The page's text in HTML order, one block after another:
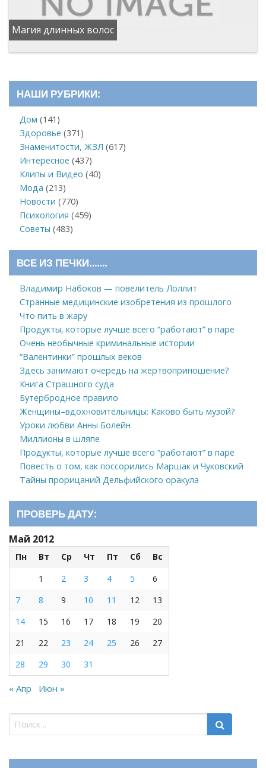
Магия длинных волос
НАШИ РУБРИКИ:
Дом (141)
Здоровье (371)
Знаменитости, ЖЗЛ (617)
Интересное (437)
Клипы и Видео (40)
Мода (213)
Новости (770)
Психология (459)
Советы (483)
ВСЕ ИЗ ПЕЧКИ…….
Владимир Набоков — повелитель Лоллит
Странные медицинские изобретения из прошлого
Что пить в жару
Продукты, которые лучше всего “работают” в паре
Очень необычные криминальные истории
“Валентинки” прошлых веков
Здесь занимают очередь на жертвоприношение?
Книга Страшного суда
Бутербродное правило
Женщины–вдохновительницы: Каково быть музой?
Уроки любви Анны Болейн
Миллионы в шляпе
Продукты, которые лучше всего “работают” в паре
Повесть о том, как поссорились Маршак и Чуковский
Тайны прорицаний Дельфийского оракула
ПРОВЕРЬ ДАТУ:
Май 2012
Пн Вт Ср Чт Пт Сб
Вс
1
2 3 4 5
6
7
8 9 10 11 12
13
14
15 16 17 18 19
20
21
22 23 24 25 26
27
28
29 30 31
« Апр Июн »